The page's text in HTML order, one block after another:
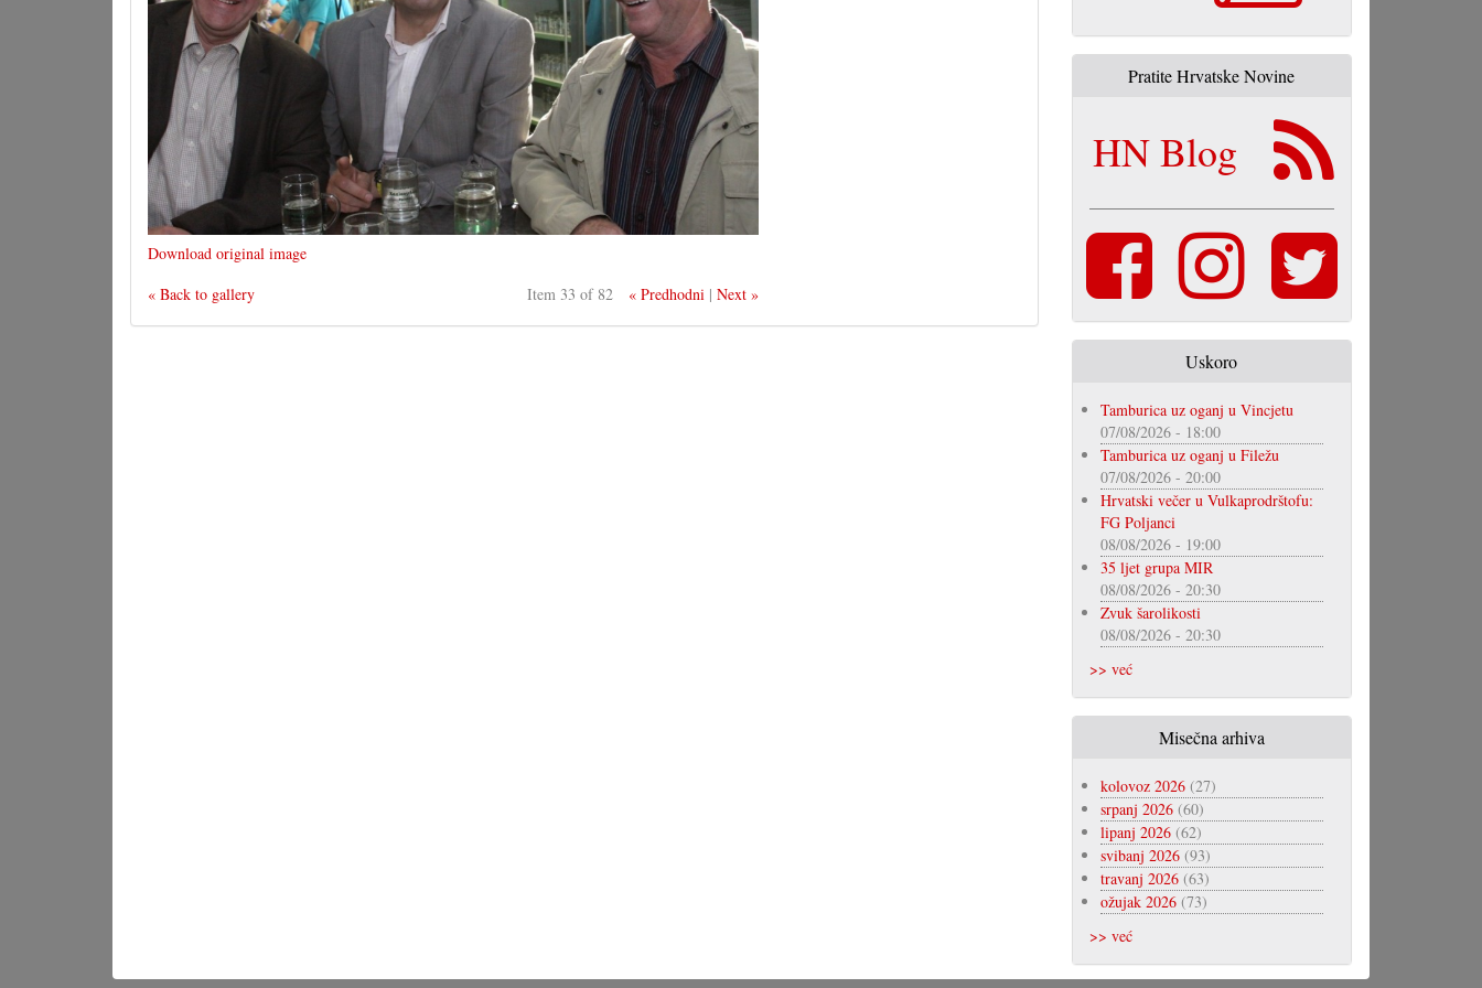
Download original image
« Back to gallery
Item 33 of 82 « Predhodni |Next »
Pratite Hrvatske Novine
HN Blog
Uskoro
Tamburica uz oganj u Vincjetu
07/08/2026 - 18:00
Tamburica uz oganj u Filežu
07/08/2026 - 20:00
Hrvatski večer u Vulkaprodrštofu:
FG Poljanci
08/08/2026 - 19:00
35 ljet grupa MIR
08/08/2026 - 20:30
Zvuk šarolikosti
08/08/2026 - 20:30
>> već
Misečna arhiva
kolovoz 2026(27)
srpanj 2026(60)
lipanj 2026(62)
svibanj 2026(93)
travanj 2026(63)
ožujak 2026(73)
>> već